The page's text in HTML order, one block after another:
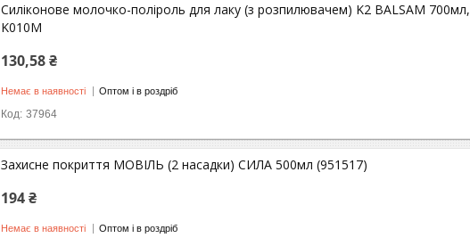
Силіконове молочко-поліроль для лаку (з розпилювачем) K2 BALSAM 700мл,
K010M
130,58 ₴
Немає в наявності Оптом і в роздріб
37964
Захисне покриття МОВІЛЬ (2 насадки) СИЛА 500мл (951517)
194 ₴
Немає в наявності Оптом і в роздріб